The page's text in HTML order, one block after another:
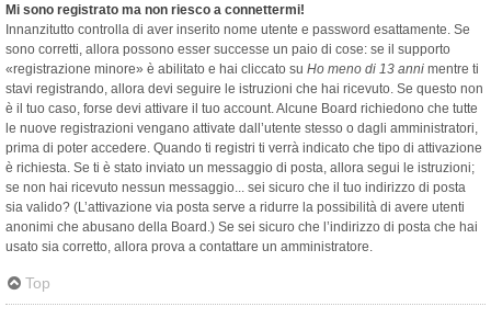
Mi sono registrato ma non riesco a connettermi!
Innanzitutto controlla di aver inserito nome utente e password esattamente. Se
sono corretti, allora possono esser successe un paio di cose: se il supporto
«registrazione minore» è abilitato e hai cliccato su Ho meno di 13 anni mentre ti
stavi registrando, allora devi seguire le istruzioni che hai ricevuto. Se questo non
è il tuo caso, forse devi attivare il tuo account. Alcune Board richiedono che tutte
le nuove registrazioni vengano attivate dall’utente stesso o dagli amministratori,
prima di poter accedere. Quando ti registri ti verrà indicato che tipo di attivazione
è richiesta. Se ti è stato inviato un messaggio di posta, allora segui le istruzioni;
se non hai ricevuto nessun messaggio... sei sicuro che il tuo indirizzo di posta
sia valido? (L’attivazione via posta serve a ridurre la possibilità di avere utenti
anonimi che abusano della Board.) Se sei sicuro che l’indirizzo di posta che hai
usato sia corretto, allora prova a contattare un amministratore.
Top